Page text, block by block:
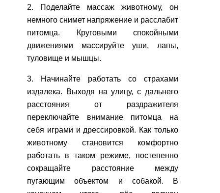
2. Поделайте массаж животному, он
немного снимет напряжение и расслабит
питомца. Круговыми спокойными
движениями массируйте уши, лапы,
туловище и мышцы.
3. Начинайте работать со страхами
издалека. Выходя на улицу, с дальнего
расстояния от раздражителя
переключайте внимание питомца на
себя играми и дрессировкой. Как только
животному становится комфортно
работать в таком режиме, постепенно
сокращайте расстояние между
пугающим объектом и собакой. В